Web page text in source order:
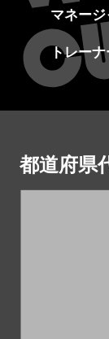
マネー
トレー
都道府県